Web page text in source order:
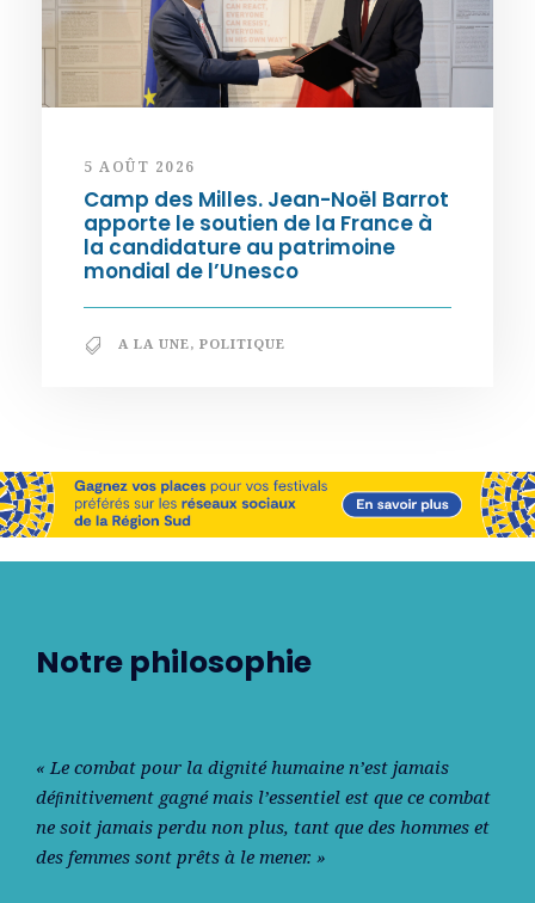
5 AOÛT 2026
Camp des Milles. Jean-Noël Barrot
apporte le soutien de la France à
la candidature au patrimoine
mondial de l’Unesco
A LA UNE, POLITIQUE
Notre philosophie
« Le combat pour la dignité humaine n’est jamais
déﬁnitivement gagné mais l’essentiel est que ce combat
ne soit jamais perdu non plus, tant que des hommes et
des femmes sont prêts à le mener. »